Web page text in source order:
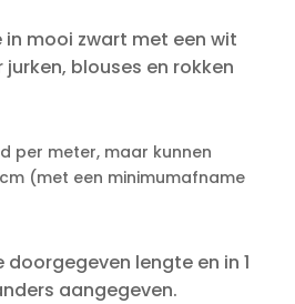
mooi zwart met een wit
blouses en rokken
per meter, maar kunnen
(met een minimumafname
lengte en in 1
aangegeven.